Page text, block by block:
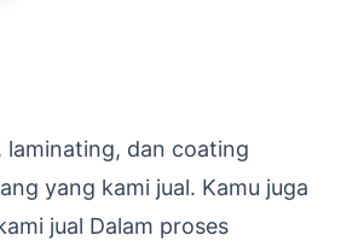
dan coating
yang kami jual. Kamu juga
jual Dalam proses